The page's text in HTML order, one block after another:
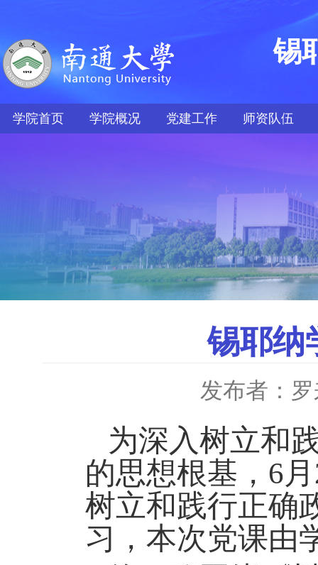
锡
学院首页 学院概况 党建工作 师资队伍
锡耶纳
发布者：
为深入树立和
的思想根基， 6
树立和践行正确
习，本次党课由